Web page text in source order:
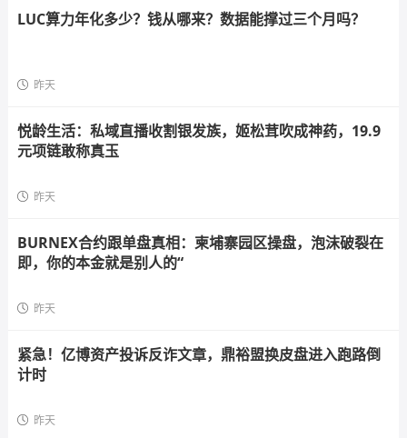
LUC算力年化多少？钱从哪来？数据能撑过三个月吗？
昨天
悦龄生活：私域直播收割银发族，姬松茸吹成神药，19.9
元项链敢称真玉
昨天
BURNEX合约跟单盘真相：柬埔寨园区操盘，泡沫破裂在
即，你的本金就是别人的“
昨天
紧急！亿博资产投诉反诈文章，鼎裕盟换皮盘进入跑路倒
计时
昨天